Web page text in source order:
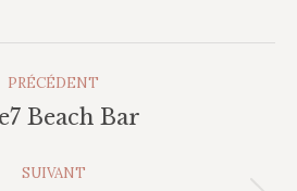
PRÉCÉDENT
Album
:
Beach Bar
SUIVANT